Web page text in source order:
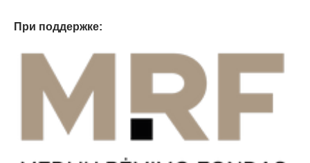
При поддержке: